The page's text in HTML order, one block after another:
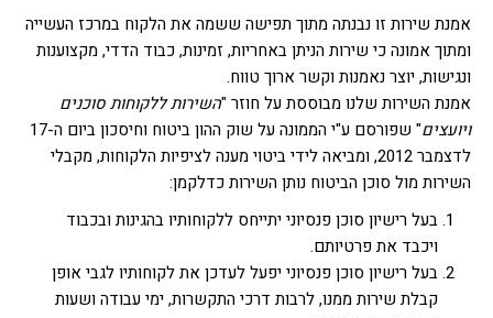
אמנת שירות זו נבנתה מתוך תפישה ששמה את הלקוח במרכז העשייה
ומתוך אמונה כי שירות הניתן באחריות, זמינות, כבוד הדדי, מקצוענות
ונגישות, יוצר נאמנות וקשר ארוך טווח.
אמנת השירות שלנו מבוססת על חוזר "השירות ללקוחות סוכנים
ויועצים
" שפורסם ע"י הממונה על שוק ההון ביטוח וחיסכון ביום ה-17
לדצמבר 2012, ומביאה לידי ביטוי מענה לציפיות הלקוחות, מקבלי
השירות מול סוכן הביטוח נותן השירות כדלקמן:
בעל רישיון סוכן פנסיוני יתייחס ללקוחותיו בהגינות ובכבוד
ויכבד את פרטיותם.
בעל רישיון סוכן פנסיוני יפעל לעדכן את לקוחותיו לגבי אופן
קבלת שירות ממנו, לרבות דרכי התקשרות, ימי עבודה ושעות